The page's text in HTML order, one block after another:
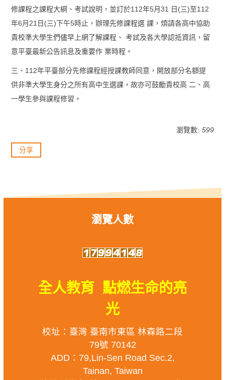
修課程之課程大綱、考試說明，並訂於112年5月31 日(三)至112
年6月21日(三)下午5時止，辦理先修課程選 課，煩請各高中協助
貴校準大學生們儘早上網了解課程、 考試及各大學認抵資訊，留
意平臺最新公告訊息及重要作 業時程。
三、112年平臺部分先修課程經授課教師同意，開放部分名額提
供非準大學生身分之所有高中生選課，故亦可鼓勵貴校高 二、高
一學生參與課程修習。
瀏覽數: 599
分享
瀏覽人數
全人教育 點燃生命的亮
光
校址：臺灣 臺南市東區 林森路二段
79號 70142
ADD：79,Lin-Sen Road Sec.2,
Tainan, Taiwan